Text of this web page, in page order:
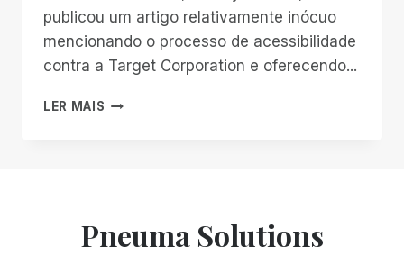
publicou um artigo relativamente inócuo
mencionando o processo de acessibilidade
contra a Target Corporation e oferecendo...
LER MAIS RESPOSTA
STREET
Pneuma Solutions